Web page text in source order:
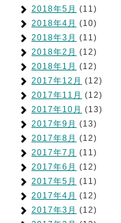
2018年5月 (11)
2018年4月 (10)
2018年3月 (11)
2018年2月 (12)
2018年1月 (12)
2017年12月 (12)
2017年11月 (12)
2017年10月 (13)
2017年9月 (13)
2017年8月 (12)
2017年7月 (11)
2017年6月 (12)
2017年5月 (11)
2017年4月 (12)
2017年3月 (12)